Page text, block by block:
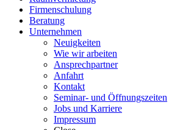
Firmenschulung
Beratung
Unternehmen
Neuigkeiten
Wie wir arbeiten
Ansprechpartner
Anfahrt
Kontakt
Seminar- und Öffnungszeiten
Jobs und Karriere
Impressum